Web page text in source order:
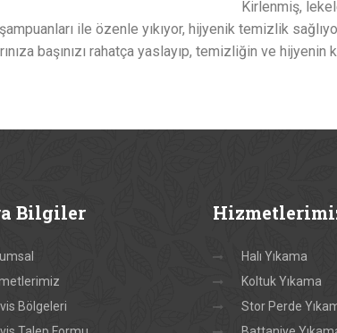
Kirlenmiş,
ile özenle yıkıyor, hijyenik temizlik
başınızı rahatça yaslayıp, temizliğin ve
Bilgiler
Bölgeleri
Halı Yıkama
Koltuk Yıkama
Stor Perde